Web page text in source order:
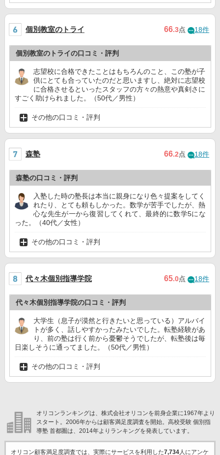
個別教室のトライ 66.3点 18件
個別教室のトライの口コミ・評判
志望校に合格できたことはもちろんのこと、この塾が子
供にとても合っていたのだと思いますし、絶対に志望校
に合格させるといったスタッフの方々の熱意や真剣さに
すごく助けられました。（50代／男性）
その他の口コミ・評判
森塾 66.2点 18件
森塾の口コミ・評判
入塾した時の塾長は本当に親身になり色々提案をしてく
れたり、とても頼もしかった。数学が苦手でしたが、熱
心な先生が一から復習してくれて、最終的に数学5にな
った。（40代／女性）
その他の口コミ・評判
代々木個別指導学院 65.0点 18件
代々木個別指導学院の口コミ・評判
大学生（息子が漠然と行きたいと思っている）アルバイ
トが多く、話しやすかったみたいでした。転塾経験があ
り、前の塾は行く前から憂鬱そうでしたが、転塾後は毎
日楽しそうに通ってました。（50代／男性）
その他の口コミ・評判
オリコンランキングは、株式会社オリコンを前身企業に1967年より
スタート。2006年からは顧客満足度調査を開始。高校受験 個別指
導塾 首都圏は、2014年よりランキングを発表しています。
オリコン顧客満足度調査では、実際にサービスを利用した7,734人にアンケ